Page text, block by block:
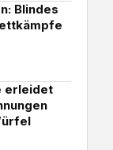
Blindes
erleidet